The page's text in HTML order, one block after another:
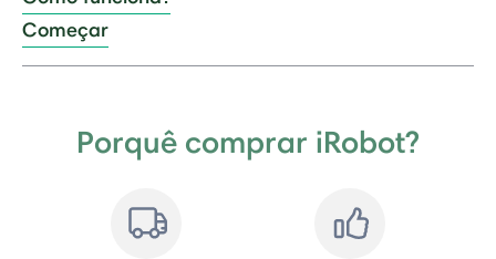
Começar
Porquê comprar iRobot?